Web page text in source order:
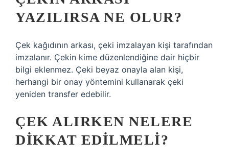
YAZILIRSA NE OLUR?
Çek kağıdının arkası, çeki imzalayan kişi tarafından
imzalanır. Çekin kime düzenlendiğine dair hiçbir
bilgi eklenmez. Çeki beyaz onayla alan kişi,
herhangi bir onay yöntemini kullanarak çeki
yeniden transfer edebilir.
ÇEK ALIRKEN NELERE
DIKKAT EDILMELI?